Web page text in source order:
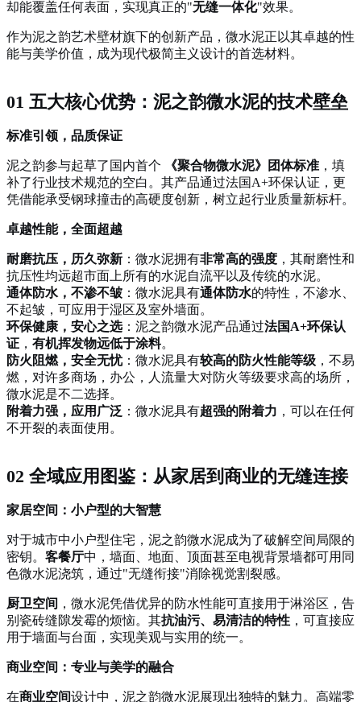
却能覆盖任何表面，实现真正的"无缝一体化"效果。
作为泥之韵艺术壁材旗下的创新产品，微水泥正以其卓越的性
能与美学价值，成为现代极简主义设计的首选材料。
01 五大核心优势：泥之韵微水泥的技术壁垒
标准引领，品质保证
泥之韵参与起草了国内首个 《聚合物微水泥》团体标准 ，填
补了行业技术规范的空白。其产品通过法国 A+环保认证，更
凭借能承受钢球撞击的高硬度创新，树立起行业质量新标杆。
卓越性能，全面超越
耐磨抗压，历久弥新 ：微水泥拥有非常高的强度 ，其耐磨性和
抗压性均远超市面上所有的水泥自流平以及传统的水泥。
通体防水，不渗不皱 ：微水泥具有通体防水的特性，不渗水、
不起皱，可应用于湿区及室外墙面。
环保健康，安心之选 ：泥之韵微水泥产品通过法国A+环保认
证 ， 有机挥发物远低于涂料。
防火阻燃，安全无忧 ：微水泥具有较高的防火性能等级 ，不易
燃，对许多商场，办公，人流量大对防火等级要求高的场所，
微水泥是不二选择。
附着力强，应用广泛 ：微水泥具有超强的附着力 ，可以在任何
不开裂的表面使用。
02 全域应用图鉴：从家居到商业的无缝连接
家居空间：小户型的大智慧
对于城市中小户型住宅，泥之韵微水泥成为了破解空间局限的
密钥。 客餐厅中，墙面、地面、顶面甚至电视背景墙都可用同
色微水泥浇筑，通过"无缝衔接"消除视觉割裂感。
厨卫空间 ，微水泥凭借优异的防水性能可直接用于淋浴区，告
别瓷砖缝隙发霉的烦恼。其抗油污、易清洁的特性 ，可直接应
用于墙面与台面，实现美观与实用的统一。
商业空间：专业与美学的融合
在商业空间设计中，泥之韵微水泥展现出独特的魅力。高端零